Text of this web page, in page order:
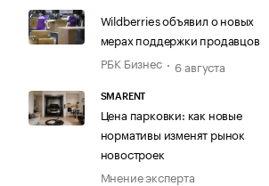
Wildberries объявил о новых
мерах поддержки продавцов
РБК Бизнес
6 августа
SMARENT
Цена парковки: как новые
нормативы изменят рынок
новостроек
Мнение эксперта